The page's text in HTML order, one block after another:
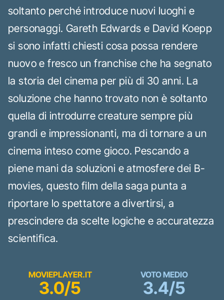
soltanto perché introduce nuovi luoghi e
personaggi. Gareth Edwards e David Koepp
si sono infatti chiesti cosa possa rendere
nuovo e fresco un franchise che ha segnato
la storia del cinema per più di 30 anni. La
soluzione che hanno trovato non è soltanto
quella di introdurre creature sempre più
grandi e impressionanti, ma di tornare a un
cinema inteso come gioco. Pescando a
piene mani da soluzioni e atmosfere dei B-
movies, questo film della saga punta a
riportare lo spettatore a divertirsi, a
prescindere da scelte logiche e accuratezza
scientifica.
MOVIEPLAYER.IT
3.0/5
VOTO MEDIO
3.4/5